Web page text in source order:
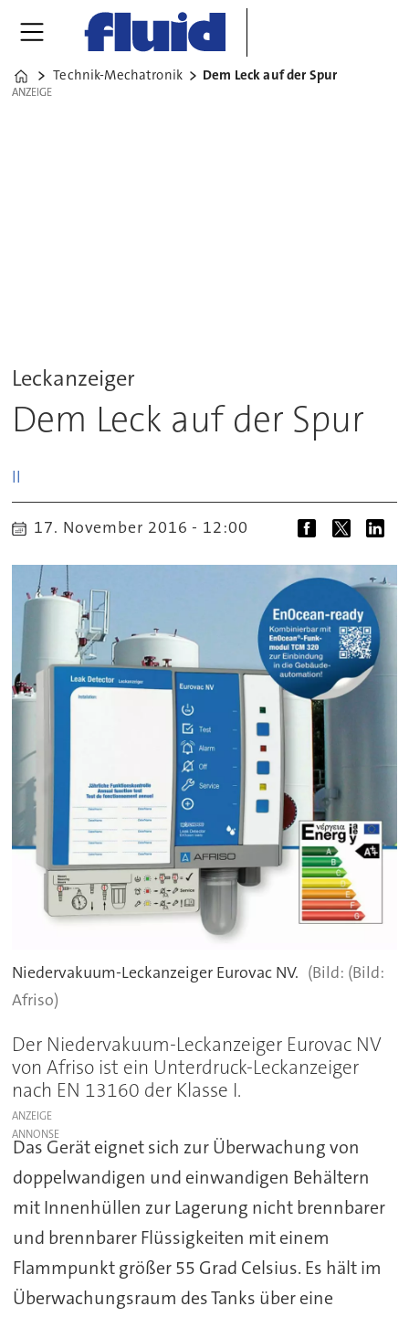
Home
Technik-Mechatronik Dem Leck auf der Spur
ANZEIGE
ANZEIGE
Leckanzeiger
Dem Leck auf der Spur
ll
17. November 2016 - 12:00
Niedervakuum-Leckanzeiger Eurovac NV.
(Bild:
Afriso)
Der Niedervakuum-Leckanzeiger Eurovac NV
von Afriso ist ein Unterdruck-Leckanzeiger
nach EN 13160 der Klasse I.
ANZEIGE
Das Gerät eignet sich zur Überwachung von
doppelwandigen und einwandigen Behältern
mit Innenhüllen zur Lagerung nicht brennbarer
und brennbarer Flüssigkeiten mit einem
Flammpunkt größer 55 Grad Celsius. Es hält im
Überwachungsraum des Tanks über eine